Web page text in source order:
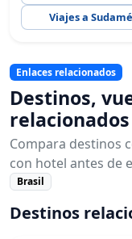
Viajes a
Enlaces relacionados
Destinos,
relacionados
Compara destinos
con hotel antes de
Brasil
Destinos